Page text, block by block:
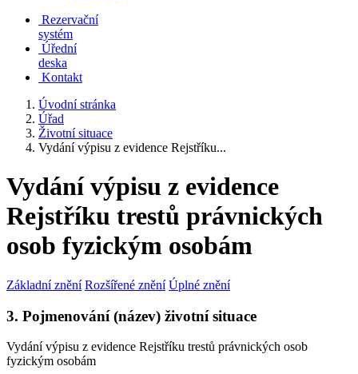
Rezervační
systém
Úřední
deska
Kontakt
Úvodní stránka
Úřad
Životní situace
Vydání výpisu z evidence Rejstříku...
Vydání výpisu z evidence
Rejstříku trestů právnických
osob fyzickým osobám
Základní znění Rozšířené znění Úplné znění
3. Pojmenování (název) životní situace
Vydání výpisu z evidence Rejstříku trestů právnických osob
fyzickým osobám